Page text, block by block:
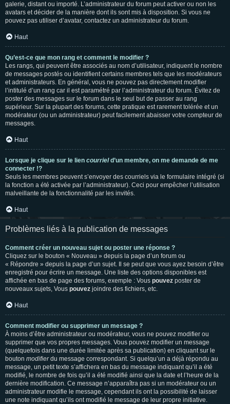
galerie, distant ou importé. L’administrateur du forum peut activer ou non les
avatars et décider de la manière dont ils sont mis à disposition. Si vous ne
pouvez pas utiliser d’avatar, contactez un administrateur du forum.
Haut
Qu’est-ce que mon rang et comment le modifier ?
Les rangs, qui peuvent être associés au nom d’utilisateur, indiquent le nombre
de messages postés ou identifient certains membres tels que les modérateurs
et administrateurs. En général, vous ne pouvez pas directement modifier
l’intitulé d’un rang car il est paramétré par l’administrateur du forum. Évitez de
poster des messages sur le forum dans le seul but de passer au rang
supérieur. Sur la plupart des forums, cette pratique est rarement tolérée et un
modérateur (ou un administrateur) peut facilement abaisser votre compteur de
messages.
Haut
Lorsque je clique sur le lien courrield’un membre, on me demande de me
connecter !?
Seuls les membres peuvent s’envoyer des courriels via le formulaire intégré (si
la fonction a été activée par l’administrateur). Ceci pour empêcher l’utilisation
malveillante de la fonctionnalité par les invités.
Haut
Problèmes liés à la publication de messages
Comment créer un nouveau sujet ou poster une réponse ?
Cliquez sur le bouton « Nouveau » depuis la page d’un forum ou
« Répondre » depuis la page d’un sujet. Il se peut que vous ayez besoin d’être
enregistré pour écrire un message. Une liste des options disponibles est
affichée en bas de page des forums, exemple : Vous pouvez poster de
nouveaux sujets, Vous pouvez joindre des fichiers, etc.
Haut
Comment modifier ou supprimer un message ?
À moins d’être administrateur ou modérateur, vous ne pouvez modifier ou
supprimer que vos propres messages. Vous pouvez modifier un message
(quelquefois dans une durée limitée après sa publication) en cliquant sur le
bouton modifierdu message correspondant. Si quelqu’un a déjà répondu au
message, un petit texte s’affichera en bas du message indiquant qu’il a été
modifié, le nombre de fois qu’il a été modifié ainsi que la date et l’heure de la
dernière modification. Ce message n’apparaîtra pas si un modérateur ou un
administrateur modifie le message, cependant ils ont la possibilité de laisser
une note indiquant qu’ils ont modifié le message de leur propre initiative.